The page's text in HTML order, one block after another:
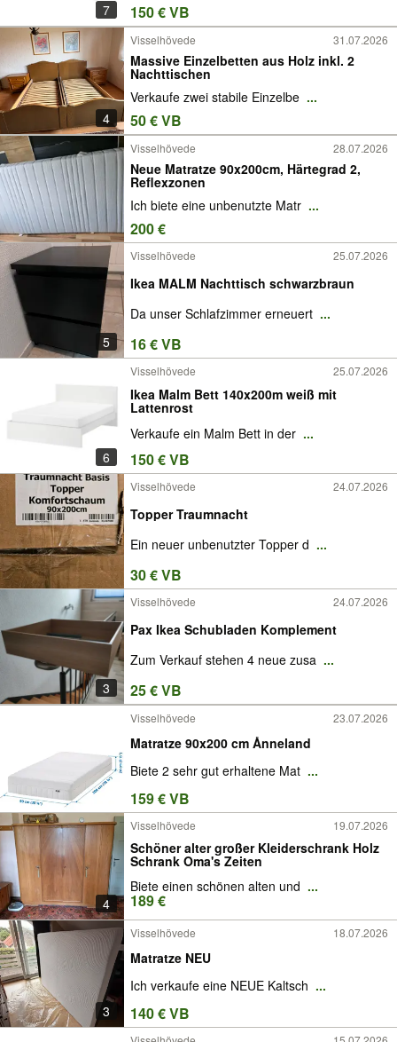
7 150 € VB
4
Visselhövede 31.07.2026
Massive Einzelbetten aus Holz inkl. 2
Nachttischen
Verkaufe zwei stabile Einzelbe ...
50 € VB
Visselhövede 28.07.2026
Neue Matratze 90x200cm, Härtegrad 2,
Reflexzonen
Ich biete eine unbenutzte Matr ...
200 €
5
Visselhövede 25.07.2026
Ikea MALM Nachttisch schwarzbraun
Da unser Schlafzimmer erneuert ...
16 € VB
6
Visselhövede 25.07.2026
Ikea Malm Bett 140x200m weiß mit
Lattenrost
Verkaufe ein Malm Bett in der ...
150 € VB
Visselhövede 24.07.2026
Topper Traumnacht
Ein neuer unbenutzter Topper d ...
30 € VB
3
Visselhövede 24.07.2026
Pax Ikea Schubladen Komplement
Zum Verkauf stehen 4 neue zusa ...
25 € VB
Visselhövede 23.07.2026
Matratze 90x200 cm Ånneland
Biete 2 sehr gut erhaltene Mat ...
159 € VB
4
Visselhövede 19.07.2026
Schöner alter großer Kleiderschrank Holz
Schrank Oma's Zeiten
Biete einen schönen alten und ...
189 €
3
Visselhövede 18.07.2026
Matratze NEU
Ich verkaufe eine NEUE Kaltsch ...
140 € VB